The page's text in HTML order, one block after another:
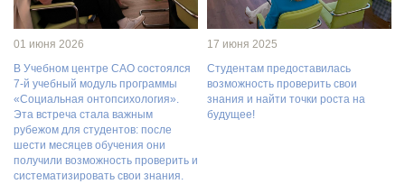
01 июня 2026
В Учебном центре САО состоялся
7-й учебный модуль программы
«Социальная онтопсихология».
Эта встреча стала важным
рубежом для студентов: после
шести месяцев обучения они
получили возможность проверить и
систематизировать свои знания.
17 июня 2025
Студентам предоставилась
возможность проверить свои
знания и найти точки роста на
будущее!